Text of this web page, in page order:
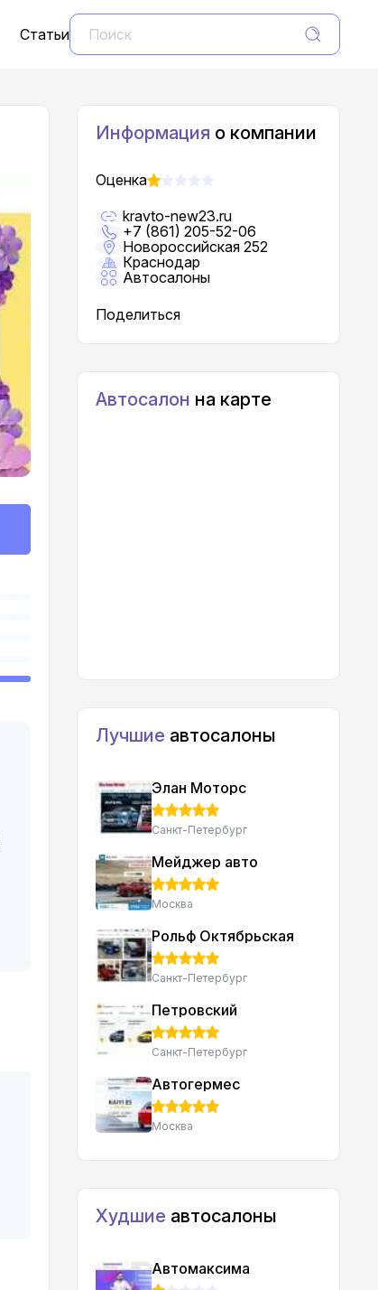
Статьи
Информация о компании
Оценка
kravto-new23.ru
+7 (861) 205-52-06
Новороссийская 252
Краснодар
Автосалоны
Поделиться
Автосалон на карте
Лучшие автосалоны
Элан Моторс
Санкт-Петербург
Мейджер авто
Москва
Рольф Октябрьская
Санкт-Петербург
Петровский
Санкт-Петербург
Автогермес
Москва
Худшие автосалоны
Автомаксима